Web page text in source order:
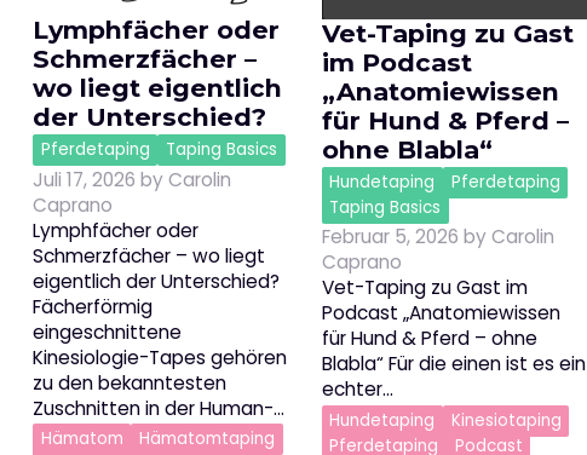
Lymphfächer oder
Schmerzfächer –
wo liegt eigentlich
der Unterschied?
Pferdetaping Taping Basics
Juli 17, 2026 byCarolin
Caprano
Lymphfächer oder
Schmerzfächer – wo liegt
eigentlich der Unterschied?
Fächerförmig
eingeschnittene
Kinesiologie-Tapes gehören
zu den bekanntesten
Zuschnitten in der Human-…
Hämatom
Hämatomtaping
Vet-Taping zu Gast
im Podcast
„Anatomiewissen
für Hund & Pferd –
ohne Blabla“
Hundetaping
Pferdetaping
Taping Basics
Februar 5, 2026 byCarolin
Caprano
Vet-Taping zu Gast im
Podcast „Anatomiewissen
für Hund & Pferd – ohne
Blabla“ Für die einen ist es ein
echter…
Hundetaping
Kinesiotaping
Pferdetaping
Podcast